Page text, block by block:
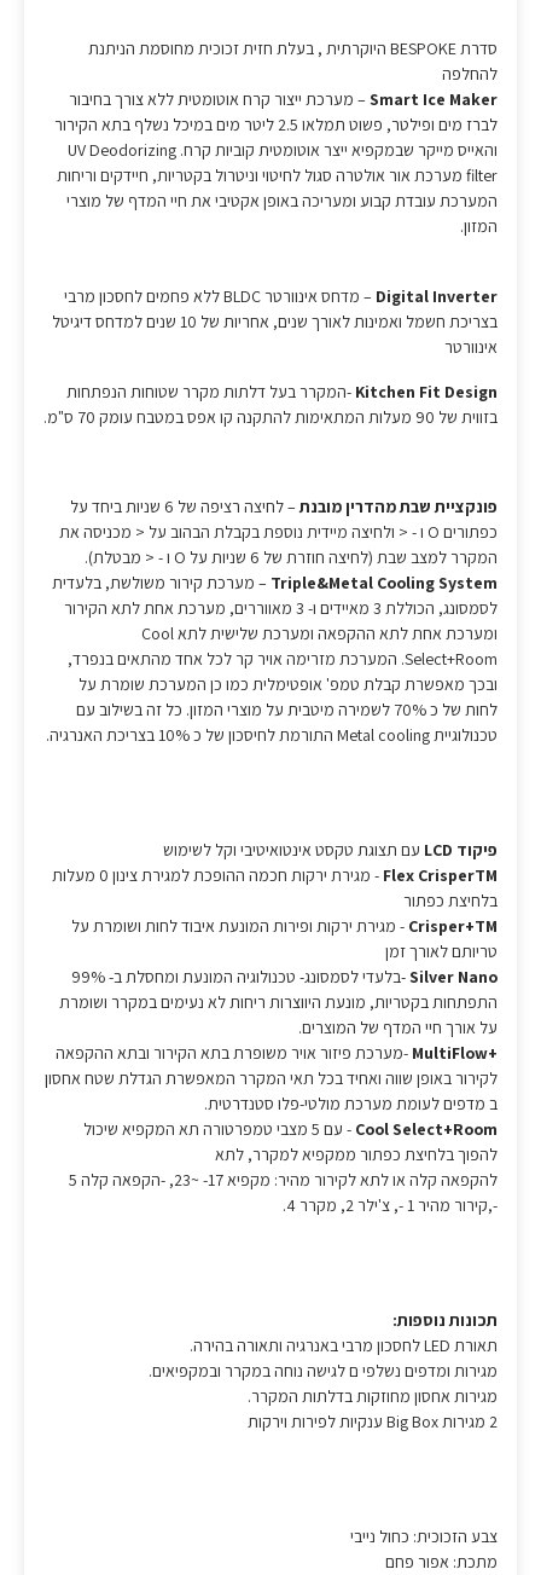
סדרת BESPOKE היוקרתית , בעלת חזית זכוכית מחוסמת הניתנת
להחלפה
Smart Ice Maker– מערכת ייצור קרח אוטומטית ללא צורך בחיבור
לברז מים ופילטר, פשוט תמלאו 2.5 ליטר מים במיכל נשלף בתא הקירור
והאייס מייקר שבמקפיא ייצר אוטומטית קוביות קרח. UV Deodorizing
filter מערכת אור אולטרה סגול לחיטוי וניטרול בקטריות, חיידקים וריחות
המערכת עובדת קבוע ומעריכה באופן אקטיבי את חיי המדף של מוצרי
המזון.
Digital Inverter
– מדחס אינוורטר BLDC ללא פחמים לחסכון מרבי
בצריכת חשמל ואמינות לאורך שנים, אחריות של 10 שנים למדחס דיגיטל
אינוורטר
Kitchen Fit Design -המקרר בעל דלתות מקרר שטוחות הנפתחות
בזווית של 90 מעלות המתאימות להתקנה קו אפס במטבח עומק 70 ס"מ.
פונקציית שבת מהדרין מובנת
– לחיצה רציפה של 6 שניות ביחד על
כפתורים O ו - < ולחיצה מיידית נוספת בקבלת הבהוב על < מכניסה את
המקרר למצב שבת (לחיצה חוזרת של 6 שניות על O ו - < מבטלת).
Triple&Metal Cooling System – מערכת קירור משולשת, בלעדית
לסמסונג, הכוללת 3 מאיידים ו- 3 מאווררים, מערכת אחת לתא הקירור
ומערכת אחת לתא ההקפאה ומערכת שלישית לתא Cool
Select+Room. המערכת מזרימה אויר קר לכל אחד מהתאים בנפרד,
ובכך מאפשרת קבלת טמפ' אופטימלית כמו כן המערכת שומרת על
לחות של כ 70% לשמירה מיטבית על מוצרי המזון. כל זה בשילוב עם
טכנולוגיית Metal cooling התורמת לחיסכון של כ 10% בצריכת האנרגיה.
פיקוד LCD
עם תצוגת טקסט אינטואיטיבי וקל לשימוש
Flex CrisperTM
- מגירת ירקות חכמה ההופכת למגירת צינון 0 מעלות
בלחיצת כפתור
Crisper+TM - מגירת ירקות ופירות המונעת איבוד לחות ושומרת על
טריותם לאורך זמן
Silver Nano
-בלעדי לסמסונג- טכנולוגיה המונעת ומחסלת ב- 99%
התפתחות בקטריות, מונעת היווצרות ריחות לא נעימים במקרר ושומרת
על אורך חיי המדף של המוצרים.
+MultiFlow
-מערכת פיזור אויר משופרת בתא הקירור ובתא ההקפאה
לקירור באופן שווה ואחיד בכל תאי המקרר המאפשרת הגדלת שטח אחסון
ב מדפים לעומת מערכת מולטי-פלו סטנדרטית.
Cool Select+Room
- עם 5 מצבי טמפרטורה תא המקפיא שיכול
להפוך בלחיצת כפתור ממקפיא למקרר, לתא
להקפאה קלה או לתא לקירור מהיר: מקפיא 17- ~23, -הקפאה קלה 5
-,קירור מהיר 1 -, צ'ילר 2, מקרר 4.
תכונות נוספות:
תאורת LED לחסכון מרבי באנרגיה ותאורה בהירה.
מגירות ומדפים נשלפי ם לגישה נוחה במקרר ובמקפיאים.
מגירות אחסון מחוזקות בדלתות המקרר.
2 מגירות Big Box ענקיות לפירות וירקות
צבע הזכוכית: כחול נייבי
מתכת: אפור פחם